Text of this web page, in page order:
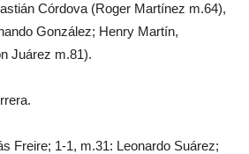
Córdova (Roger Martínez m.64),
González; Henry Martín,
Juárez m.81).
Freire; 1-1, m.31: Leonardo Suárez;